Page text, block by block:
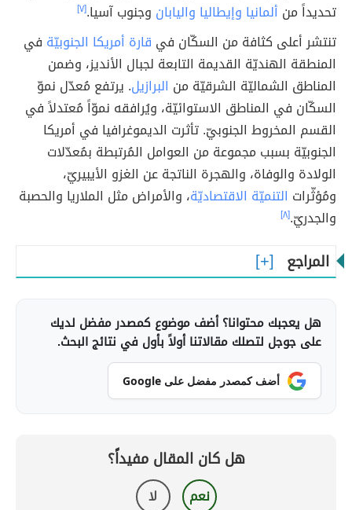
تحديداً من ألمانيا وإيطاليا واليابان وجنوب آسيا.[٧]
تنتشر أعلى كثافة من السكّان في قارة أمريكا الجنوبيّة في
المنطقة الهنديّة القديمة التابعة لجبال الأنديز، وضمن
المناطق الشماليّة الشرقيّة من البرازيل. يرتفع مُعدّل نموّ
السكّان في المناطق الاستوائيّة، ويُرافقه نموّاً مُعتدلاً في
القسم المخروط الجنوبيّ. تأثرت الديموغرافيا في أمريكا
الجنوبيّة بسبب مجموعة من العوامل المُرتبطة بمُعدّلات
الولادة والوفاة، والهجرة الناتجة عن الغزو الأيبيريّ،
ومُؤثّرات التنميّة الاقتصاديّة، والأمراض مثل الملاريا والحصبة
والجدريّ.[٨]
المراجع
هل يعجبك محتوانا؟ أضف موضوع كمصدر مفضل لديك
على جوجل لتصلك مقالاتنا أولاً بأول في نتائج البحث.
أضف كمصدر مفضل على Google
هل كان المقال مفيداً؟
نعم لا